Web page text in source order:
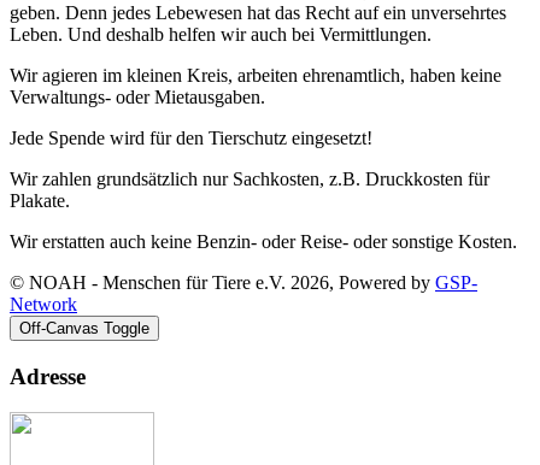
geben. Denn jedes Lebewesen hat das Recht auf ein unversehrtes
Leben. Und deshalb helfen wir auch bei Vermittlungen.
Wir agieren im kleinen Kreis, arbeiten ehrenamtlich, haben keine
Verwaltungs- oder Mietausgaben.
Jede Spende wird für den Tierschutz eingesetzt!
Wir zahlen grundsätzlich nur Sachkosten, z.B. Druckkosten für
Plakate.
Wir erstatten auch keine Benzin- oder Reise- oder sonstige Kosten.
© NOAH - Menschen für Tiere e.V. 2026, Powered by GSP-
Network
Off-Canvas Toggle
Adresse